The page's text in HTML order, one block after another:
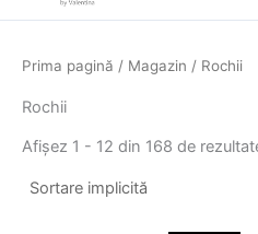
Prima pagină / Magazin / Rochii
Rochii
Afișez 1 - 12 din 168 de